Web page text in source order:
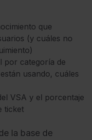
que
(y cuáles no
por categoría de
usando, cuáles
VSA y el porcentaje
ticket
la base de